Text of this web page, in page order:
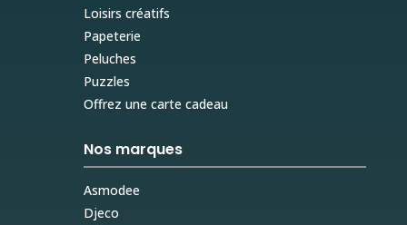
Loisirs créatifs
Papeterie
Peluches
Puzzles
Offrez une carte cadeau
Nos marques
Asmodee
Djeco